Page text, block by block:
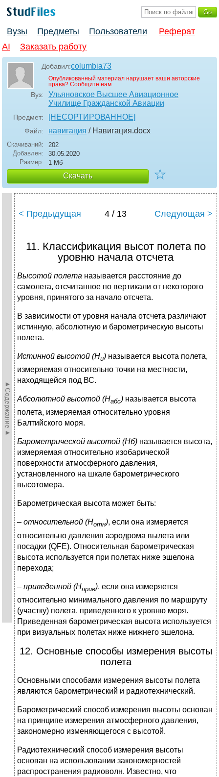
Вузы Предметы Пользователи
Реферат
AI
Заказать работу
Добавил:columbia73
Опубликованный материал нарушает ваши авторские
права? Сообщите нам.
Вуз:
Ульяновское Высшее Авиационное
Училище Гражданской Авиации
Предмет: [НЕСОРТИРОВАННОЕ]
Файл: навигация / Навигация.docx
Скачиваний:
202
Добавлен:
30.05.2020
Размер:
1 Мб
Скачать ☆
►Содержание►
< Предыдущая 4 / 13 Следующая >
11. Классификация высот полета по
уровню начала отсчета
Высотой полета называется расстояние до
самолета, отсчитанное по вертикали от некоторого
уровня, принятого за начало отсчета.
В зависимости от уровня начала отсчета различают
истинную, абсолютную и барометрическую высоты
полета.
Истинной высотой (Ни) называется высота полета,
измеряемая относительно точки на местности,
находящейся под ВС.
Абсолютной высотой (Набс) называется высота
полета, измеряемая относительно уровня
Балтийского моря.
Барометрической высотой (Нб) называется высота,
измеряемая относительно изобарической
поверхности атмосферного давления,
установленного на шкале барометрического
высотомера.
Барометрическая высота может быть:
– относительной (Нотн), если она измеряется
относительно давления аэродрома вылета или
посадки (QFE). Относительная барометрическая
высота используется при полетах ниже эшелона
перехода;
– приведенной (Нприв), если она измеряется
относительно минимального давления по маршруту
(участку) полета, приведенного к уровню моря.
Приведенная барометрическая высота используется
при визуальных полетах ниже нижнего эшелона.
12. Основные способы измерения высоты
полета
Основными способами измерения высоты полета
являются барометрический и радиотехнический.
Барометрический способ измерения высоты основан
на принципе измерения атмосферного давления,
закономерно изменяющегося с высотой.
Радиотехнический способ измерения высоты
основан на использовании закономерностей
распространения радиоволн. Известно, что